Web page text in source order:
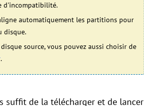
d'incompatibilité.
automatiquement les partitions pour
disque.
source, vous pouvez aussi choisir de
.
suffit de la télécharger et de lancer